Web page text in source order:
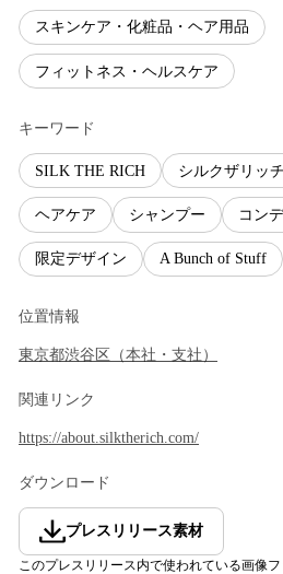
スキンケア・化粧品・ヘア用品
フィットネス・ヘルスケア
キーワード
SILK THE RICH シルクザリッチ
ヘアケア シャンプー コン
限定デザイン A Bunch of Stuff
位置情報
東京都渋谷区 （本社・支社 ）
関連リンク
https://about.silktherich.com/
ダウンロード
プレスリリース素材
このプレスリリース内で使われている画像